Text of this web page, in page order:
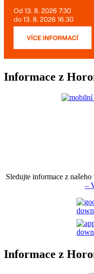
Informace z
Sledujte informace z
–
Informace z